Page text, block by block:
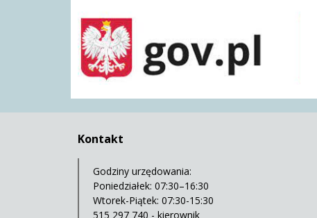
Kontakt
Godziny urzędowania:
Poniedziałek: 07:30–16:30
Wtorek-Piątek: 07:30-15:30
515 297 740 - kierownik